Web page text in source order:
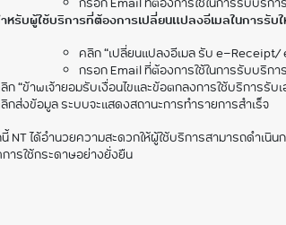
หรับผู้ใช้บริการที่ต้องการเปลี่ยนแปลงอีเมลในการรับ
คลิก “เปลี่ยนแปลงอีเมล รับ e-Receipt/
กรอก Email ที่ต้องการใช้ในการรับบริการ
ก “ข้าพเจ้ายอมรับเงื่อนไขและข้อตกลงการใช้บริการ
กส่งข้อมูล ระบบจะแสดงสถานะการทำรายการสำเร็จ
NT ได้อำนวยความสะดวกให้ผู้ใช้บริการสามารถดำเ
ารใช้กระดาษอย่างยั่งยืน